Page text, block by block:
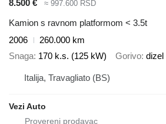
8.500 € ≈ 997.600 RSD
Kamion s ravnom platformom < 3.5t
2006
260.000 km
Snaga 170 k.s. (125 kW) Gorivo dizel
Italija, Travagliato (BS)
Vezi Auto